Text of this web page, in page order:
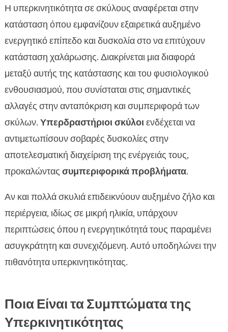
Η υπερκινητικότητα σε σκύλους αναφέρεται στην
κατάσταση όπου εμφανίζουν εξαιρετικά αυξημένο
ενεργητικό επίπεδο και δυσκολία στο να επιτύχουν
κατάσταση χαλάρωσης. Διακρίνεται μια διαφορά
μεταξύ αυτής της κατάστασης και του φυσιολογικού
ενθουσιασμού, που συνίσταται στις σημαντικές
αλλαγές στην ανταπόκριση και συμπεριφορά των
σκύλων. Υπερδραστήριοι σκύλοιενδέχεται να
αντιμετωπίσουν σοβαρές δυσκολίες στην
αποτελεσματική διαχείριση της ενέργειάς τους,
προκαλώντας συμπεριφορικά προβλήματα.
Αν και πολλά σκυλιά επιδεικνύουν αυξημένο ζήλο και
περιέργεια, ιδίως σε μικρή ηλικία, υπάρχουν
περιπτώσεις όπου η ενεργητικότητά τους παραμένει
ασυγκράτητη και συνεχιζόμενη. Αυτό υποδηλώνει την
πιθανότητα υπερκινητικότητας.
Ποια Είναι τα Συμπτώματα της
Υπερκινητικότητας